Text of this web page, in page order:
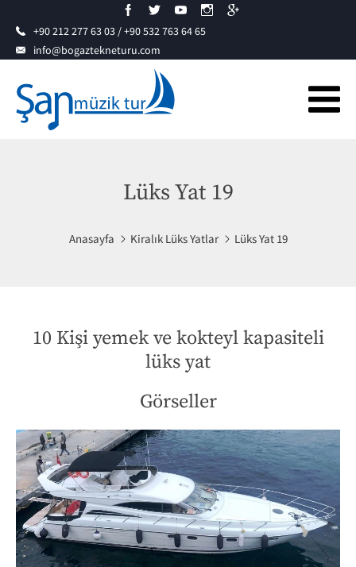
info@bogaztekneturu.com
+90 212 277 63 03 / +90 532 763 64 65
Lüks Yat 19
Anasayfa Kiralık Lüks Yatlar Lüks Yat 19
10 Kişi yemek ve kokteyl kapasiteli
lüks yat
Görseller